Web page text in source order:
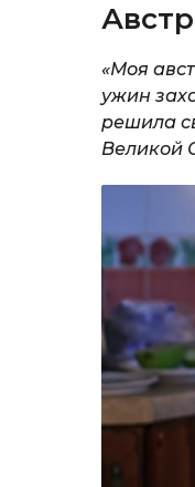
«Моя
ужин
решила
Великой